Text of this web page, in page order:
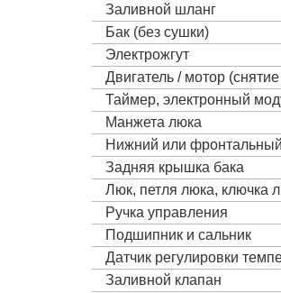
Заливной шланг
Бак (без сушки)
Электрожгут
Двигатель / мотор
Таймер, электронный
Манжета люка
Нижний или
Задняя крышка бака
Люк, петля люка, ключка
Ручка управления
Подшипник и сальник
Датчик регулировки
Заливной клапан